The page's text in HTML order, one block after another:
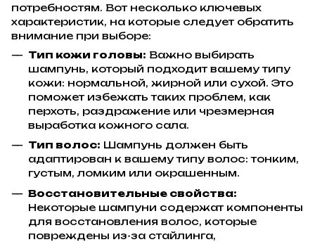
потребностям. Вот несколько ключевых
характеристик, на которые следует обратить
внимание при выборе:
Тип кожи головы: Важно выбирать
шампунь, который подходит вашему типу
кожи: нормальной, жирной или сухой. Это
поможет избежать таких проблем, как
перхоть, раздражение или чрезмерная
выработка кожного сала.
Тип волос: Шампунь должен быть
адаптирован к вашему типу волос: тонким,
густым, ломким или окрашенным.
Восстановительные свойства:
Некоторые шампуни содержат компоненты
для восстановления волос, которые
повреждены из-за стайлинга,